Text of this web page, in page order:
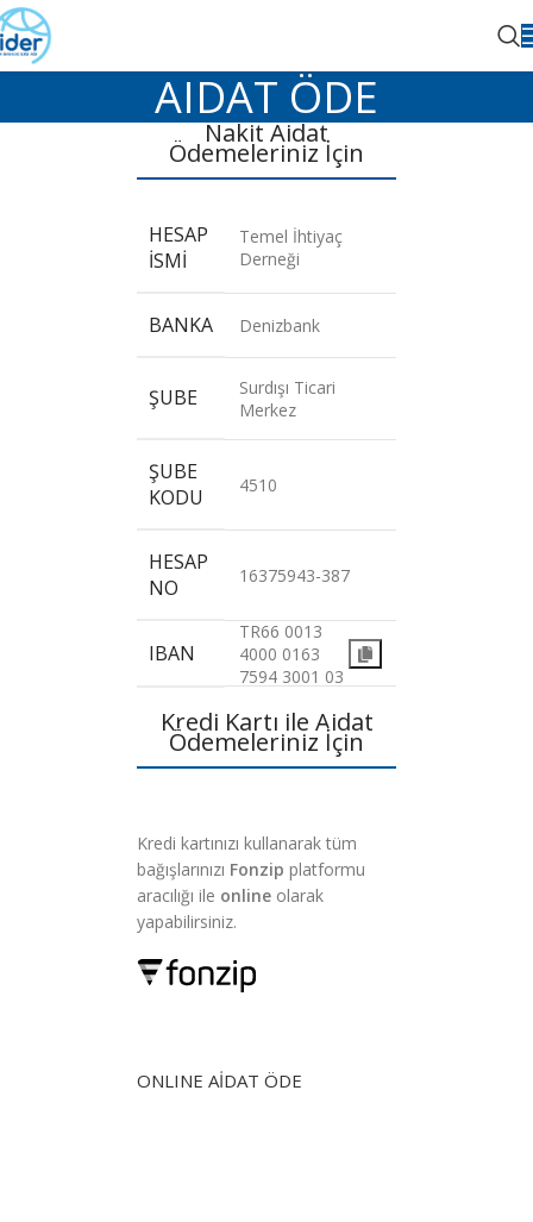
AIDAT ÖDE
Nakit Aidat
Ödemeleriniz İçin
HESAP
İSMI
Temel İhtiyaç
Derneği
BANKA Denizbank
ŞUBE
Surdışı Ticari
Merkez
ŞUBE
KODU
4510
HESAP
NO
16375943-387
IBAN
TR66 0013
4000 0163
7594 3001 03
Kredi Kartı ile Aidat
Ödemeleriniz İçin
Kredi kartınızı kullanarak tüm
bağışlarınızı Fonzip platformu
aracılığı ile online olarak
yapabilirsiniz.
ONLINE AİDAT ÖDE